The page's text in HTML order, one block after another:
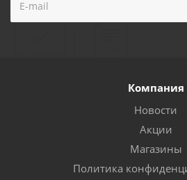
Компания
Новости
Акции
Магазины
Политика